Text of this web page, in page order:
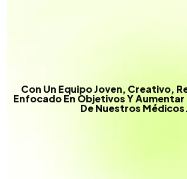
Con Un Equipo Joven, Creativo,
Enfocado En Objetivos Y
De Nuestros Médicos.